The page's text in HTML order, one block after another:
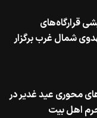
قرارگاه‌های
شمال غرب برگزار
محوری عید غدیر در
اهل بیت